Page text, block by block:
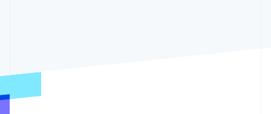
Rimozione del carbonio